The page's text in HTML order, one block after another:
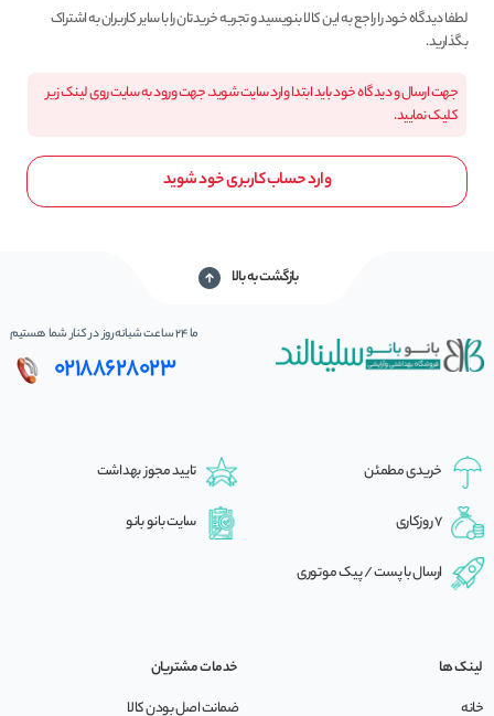
لطفا دیدگاه خود را راجع به این کالا بنویسید و تجربه خریدتان را با سایر کاربران به اشتراک
بگذارید.
جهت ارسال و دیدگاه خود باید ابتدا وارد سایت شوید. جهت ورود به سایت روی لینک زیر
کلیک نمایید.
وارد حساب کاربری خود شوید
بازگشت به بالا
ما 24 ساعت شبانه‌روز در کنار شما هستیم
02188628023
خریدی مطمئن تایید مجوز بهداشت
7 روزکاری سایت بانو بانو
ارسال با پست / پیک موتوری
لینک ها
خانه
خدمات مشتریان
ضمانت اصل بودن کالا